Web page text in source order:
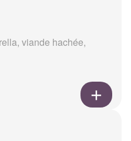
viande hachée,